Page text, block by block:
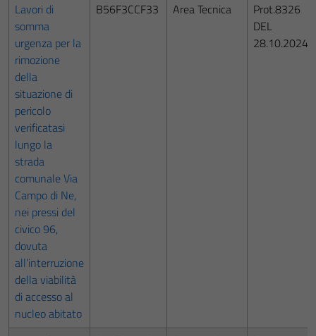
Lavori di
somma
urgenza per la
rimozione
della
situazione di
pericolo
verificatasi
lungo la
strada
comunale Via
Campo di Ne,
nei pressi del
civico 96,
dovuta
all’interruzione
della viabilità
di accesso al
nucleo abitato
B56F3CCF33 Area Tecnica
Prot.8326
DEL
28.10.2024